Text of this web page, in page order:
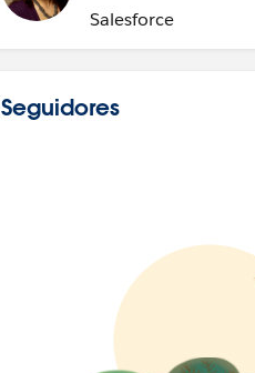
Salesforce
Seguidores